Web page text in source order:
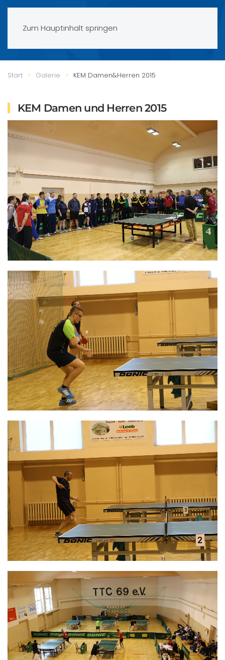
Zum Hauptinhalt springen
Start Galerie KEM Damen&Herren 2015
KEM Damen und Herren 2015